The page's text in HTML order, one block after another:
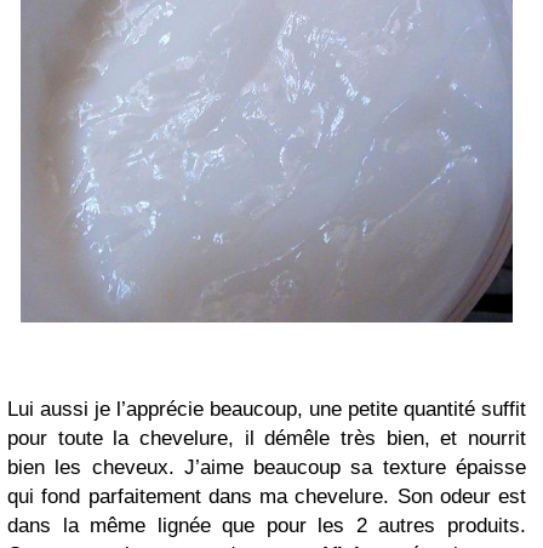
Lui aussi je l’apprécie beaucoup, une petite quantité suffit
pour toute la chevelure, il démêle très bien, et nourrit
bien les cheveux. J’aime beaucoup sa texture épaisse
qui fond parfaitement dans ma chevelure. Son odeur est
dans la même lignée que pour les 2 autres produits.